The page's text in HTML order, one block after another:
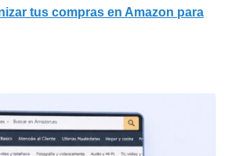
tus compras en Amazon para